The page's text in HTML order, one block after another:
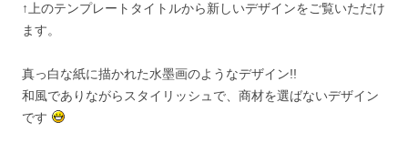
↑上のテンプレートタイトルから新しいデザインをご覧いただけ
ます。
真っ白な紙に描かれた水墨画のようなデザイン!!
和風でありながらスタイリッシュで、商材を選ばないデザイン
です